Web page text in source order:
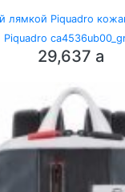
лямкой Piquadro
Piquadro
29,637 a